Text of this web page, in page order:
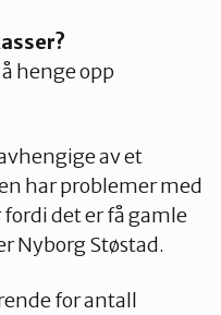
henge opp
av et
har problemer med
fordi det er få gamle
Nyborg Støstad.
for antall